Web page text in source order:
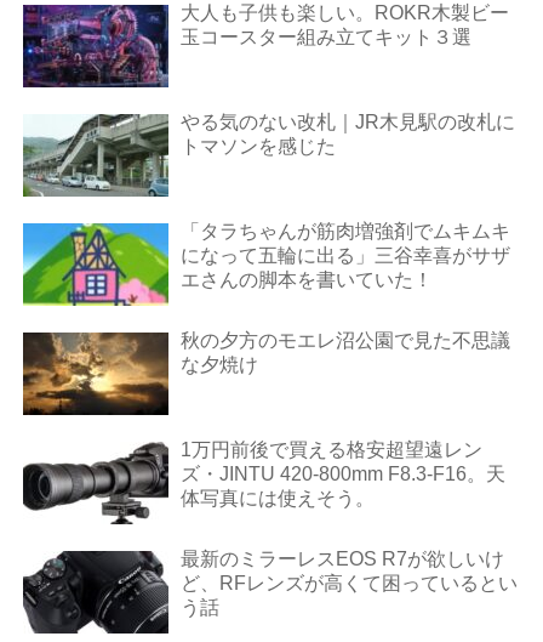
大人も子供も楽しい。ROKR木製ビー
玉コースター組み立てキット３選
やる気のない改札｜JR木見駅の改札に
トマソンを感じた
「タラちゃんが筋肉増強剤でムキムキ
になって五輪に出る」三谷幸喜がサザ
エさんの脚本を書いていた！
秋の夕方のモエレ沼公園で見た不思議
な夕焼け
1万円前後で買える格安超望遠レン
ズ・JINTU 420-800mm F8.3-F16。天
体写真には使えそう。
最新のミラーレスEOS R7が欲しいけ
ど、RFレンズが高くて困っているとい
う話